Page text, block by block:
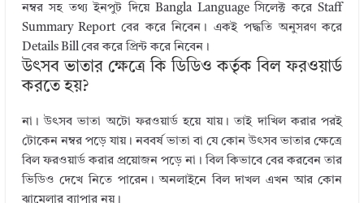
নম্বর সহ তথ্য ইনপুট দিয়ে Bangla Language সিলেক্ট করে Staff
Summary Report বের করে নিবেন। একই পদ্ধতি অনুসরণ করে
Details Bill বের করে প্রিন্ট করে নিবেন।
উৎসব ভাতার ক্ষেত্রে কি ডিডিও কর্তৃক বিল ফরওয়ার্ড
করতে হয়?
না। উৎসব ভাতা অটো ফরওয়ার্ড হয়ে যায়। তাই দাখিল করার পরই
টোকেন নম্বর পড়ে যায়। নববর্ষ ভাতা বা যে কোন উৎসব ভাতার ক্ষেত্রে
বিল ফরওয়ার্ড করার প্রয়োজন পড়ে না। বিল কিভাবে বের করবেন তার
ভিডিও দেখে নিতে পারেন। অনলাইনে বিল দাখল এখন আর কোন
ঝামেলার ব্যাপার নয়।